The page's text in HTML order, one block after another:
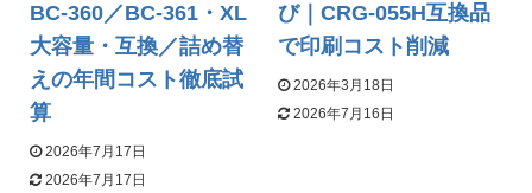
BC-360／BC-361・XL
大容量・互換／詰め替
えの年間コスト徹底試
算
2026年7月17日
2026年7月17日
び｜CRG-055H互換品
で印刷コスト削減
2026年3月18日
2026年7月16日